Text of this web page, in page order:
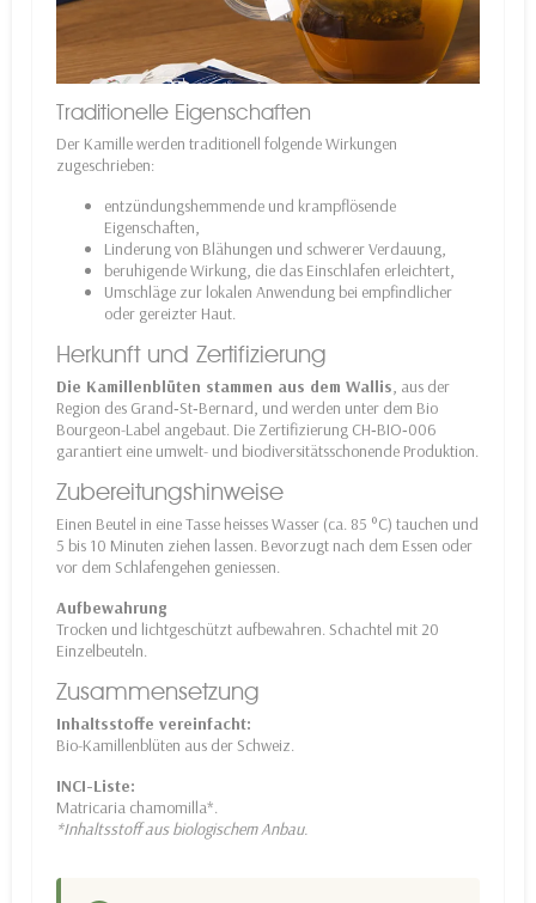
Traditionelle Eigenschaften
Der Kamille werden traditionell folgende Wirkungen
zugeschrieben:
entzündungshemmende und krampflösende
Eigenschaften,
Linderung von Blähungen und schwerer Verdauung,
beruhigende Wirkung, die das Einschlafen erleichtert,
Umschläge zur lokalen Anwendung bei empfindlicher
oder gereizter Haut.
Herkunft und Zertifizierung
Die Kamillenblüten stammen aus dem Wallis, aus der
Region des Grand‑St‑Bernard, und werden unter dem Bio
Bourgeon-Label angebaut. Die Zertifizierung CH‑BIO‑006
garantiert eine umwelt- und biodiversitätsschonende Produktion.
Zubereitungshinweise
Einen Beutel in eine Tasse heisses Wasser (ca. 85 °C) tauchen und
5 bis 10 Minuten ziehen lassen. Bevorzugt nach dem Essen oder
vor dem Schlafengehen geniessen.
Aufbewahrung
Trocken und lichtgeschützt aufbewahren. Schachtel mit 20
Einzelbeuteln.
Zusammensetzung
Inhaltsstoffe vereinfacht:
Bio-Kamillenblüten aus der Schweiz.
INCI-Liste:
Matricaria chamomilla*.
*Inhaltsstoff aus biologischem Anbau.